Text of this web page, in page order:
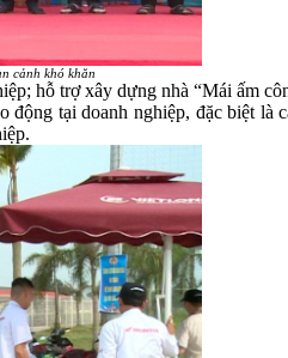
cảnh khó khăn
hỗ trợ xây dựng nhà “Mái ấm
tại doanh nghiệp, đặc biệt là